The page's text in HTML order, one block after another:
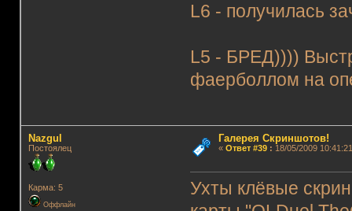
L6 - получилась
L5 - БРЕД))))
фаерболлом на
Nazgul
Постоялец
Карма: 5
Оффлайн
Галерея Скриншотов!
« Ответ #39: 18/05/2009
Ухты клёвые